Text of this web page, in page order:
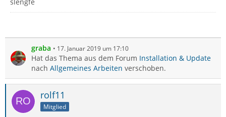
graba 17. Januar 2019 um 17:10
Hat das Thema aus dem Forum Installation & Update
nach Allgemeines Arbeiten verschoben.
rolf11
Mitglied